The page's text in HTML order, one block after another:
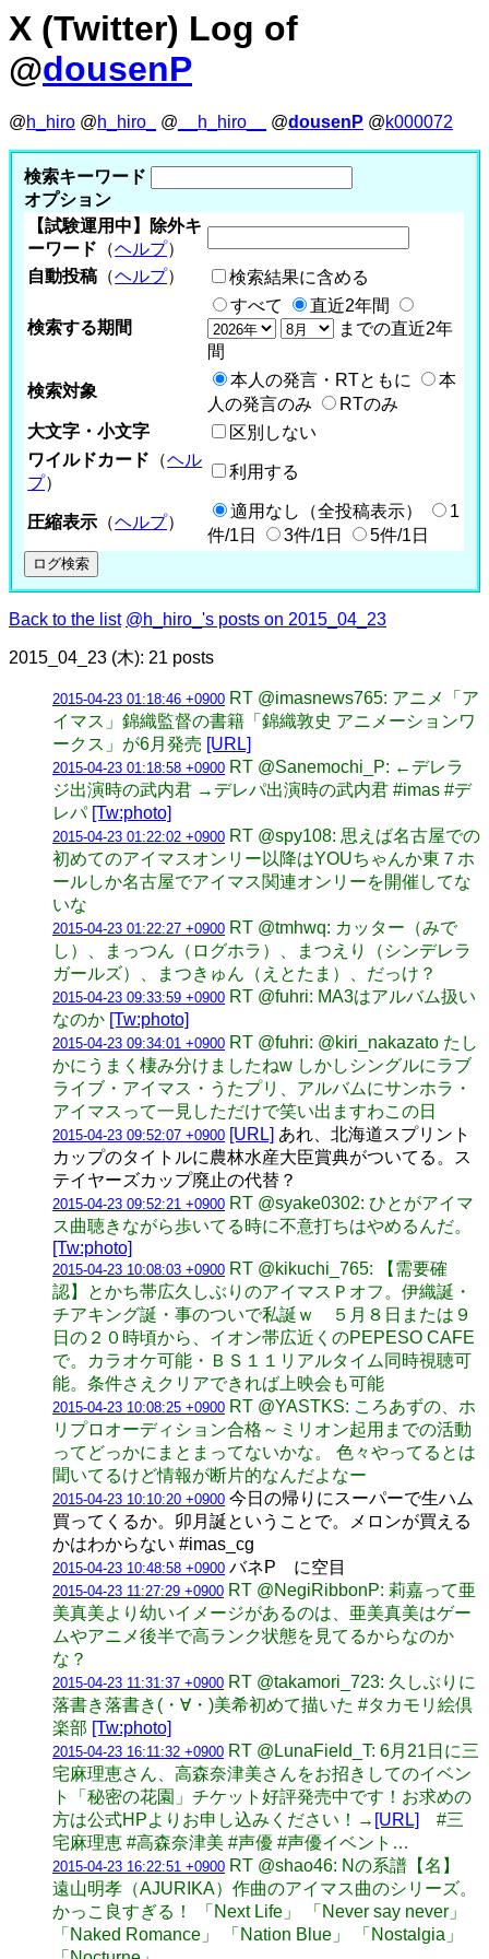
X (Twitter) Log of
@dousenP
@h_hiro @h_hiro_ @ __h_hiro__ @dousenP @k000072
検索キーワード
オプション
【試験運用中】除外キ
ーワード （ヘルプ）
自動投稿 （ヘルプ） 検索結果に含める
検索する期間
すべて
直近2年間
までの直近2年
間
検索対象
本人の発言・RTともに
本
人の発言のみ
RTのみ
大文字・小文字
区別しない
ワイルドカード （ヘル
プ）
利用する
圧縮表示 （ヘルプ）
適用なし（全投稿表示）
1
件/1日
3件/1日 5件/1日
Back to the list @h_hiro_'s posts on 2015_04_23
2015_04_23 (木): 21 posts
2015-04-23 01:18:46 +0900 RT @imasnews765: アニメ「ア
イマス」錦織監督の書籍「錦織敦史 アニメーションワ
ークス」が6月発売 [URL]
2015-04-23 01:18:58 +0900 RT @Sanemochi_P: ←デレラ
ジ出演時の武内君 →デレパ出演時の武内君 #imas #デ
レパ [Tw:photo]
2015-04-23 01:22:02 +0900 RT @spy108: 思えば名古屋での
初めてのアイマスオンリー以降はYOUちゃんか東７ホ
ールしか名古屋でアイマス関連オンリーを開催してな
いな
2015-04-23 01:22:27 +0900 RT @tmhwq: カッター（みで
し）、まっつん（ログホラ）、まつえり（シンデレラ
ガールズ）、まつきゅん（えとたま）、だっけ？
2015-04-23 09:33:59 +0900 RT @fuhri: MA3はアルバム扱い
なのか [Tw:photo]
2015-04-23 09:34:01 +0900 RT @fuhri: @kiri_nakazato たし
かにうまく棲み分けましたねw しかしシングルにラブ
ライブ・アイマス・うたプリ、アルバムにサンホラ・
アイマスって一見しただけで笑い出ますわこの日
2015-04-23 09:52:07 +0900 [URL] あれ、北海道スプリント
カップのタイトルに農林水産大臣賞典がついてる。ス
テイヤーズカップ廃止の代替？
2015-04-23 09:52:21 +0900 RT @syake0302: ひとがアイマ
ス曲聴きながら歩いてる時に不意打ちはやめるんだ。
[Tw:photo]
2015-04-23 10:08:03 +0900 RT @kikuchi_765: 【需要確
認】とかち帯広久しぶりのアイマスＰオフ。伊織誕・
チアキング誕・事のついで私誕ｗ ５月８日または９
日の２０時頃から、イオン帯広近くのPEPESO CAFE
で。カラオケ可能・ＢＳ１１リアルタイム同時視聴可
能。条件さえクリアできれば上映会も可能
2015-04-23 10:08:25 +0900 RT @YASTKS: ころあずの、ホ
リプロオーディション合格～ミリオン起用までの活動
ってどっかにまとまってないかな。 色々やってるとは
聞いてるけど情報が断片的なんだよなー
2015-04-23 10:10:20 +0900 今日の帰りにスーパーで生ハム
買ってくるか。卯月誕ということで。メロンが買える
かはわからない #imas_cg
2015-04-23 10:48:58 +0900 バネP に空目
2015-04-23 11:27:29 +0900 RT @NegiRibbonP: 莉嘉って亜
美真美より幼いイメージがあるのは、亜美真美はゲー
ムやアニメ後半で高ランク状態を見てるからなのか
な？
2015-04-23 11:31:37 +0900 RT @takamori_723: 久しぶりに
落書き落書き(・∀・)美希初めて描いた #タカモリ絵倶
楽部 [Tw:photo]
2015-04-23 16:11:32 +0900 RT @LunaField_T: 6月21日に三
宅麻理恵さん、高森奈津美さんをお招きしてのイベン
ト「秘密の花園」チケット好評発売中です！お求めの
方は公式HPよりお申し込みください！→ [URL]
#三
宅麻理恵 #高森奈津美 #声優 #声優イベント…
2015-04-23 16:22:51 +0900 RT @shao46: Nの系譜【名】
遠山明孝（AJURIKA）作曲のアイマス曲のシリーズ。
かっこ良すぎる！ 「Next Life」 「Never say never」
「Naked Romance」 「Nation Blue」 「Nostalgia」